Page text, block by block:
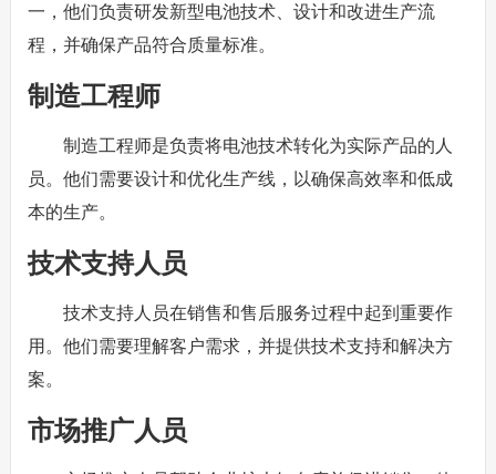
一，他们负责研发新型电池技术、设计和改进生产流
程，并确保产品符合质量标准。
制造工程师
制造工程师是负责将电池技术转化为实际产品的人
员。他们需要设计和优化生产线，以确保高效率和低成
本的生产。
技术支持人员
技术支持人员在销售和售后服务过程中起到重要作
用。他们需要理解客户需求，并提供技术支持和解决方
案。
市场推广人员